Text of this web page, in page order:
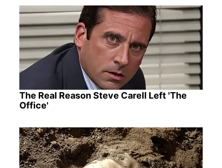
The Real Reason Steve Carell Left 'The
Office'